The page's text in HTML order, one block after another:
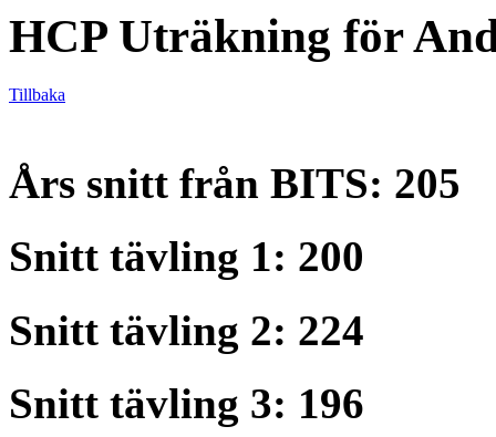
HCP Uträkning för
Tillbaka
Års snitt från BITS: 205
Snitt tävling 1: 200
Snitt tävling 2: 224
Snitt tävling 3: 196